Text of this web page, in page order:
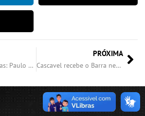
Saídas confirmadas: Paulo Victor e Michel deixam o clube
PRÓXIMA
Cascavel recebe o Barra neste sábado pelo jogo de ida da segunda fase da Série D 2025